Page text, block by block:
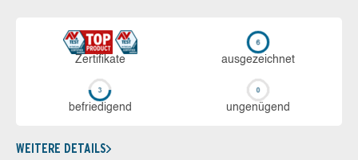
Zerti­fikate aus­ge­zeich­net
be­frie­di­gend un­ge­nü­gend
WEITERE DETAILS